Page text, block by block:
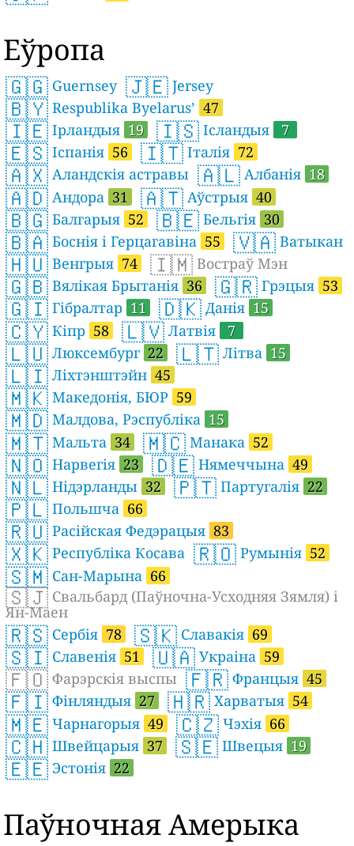
Еўропа
🇬🇬 Guernsey 🇯🇪 Jersey
🇧🇾 Respublika Byelarus’ 47
🇮🇪 Ірландыя 19 🇮🇸 Ісландыя 7
🇪🇸 Іспанія 56 🇮🇹 Італія 72
🇦🇽 Аландскія астравы 🇦🇱 Албанія 18
🇦🇩 Андора 31 🇦🇹 Аўстрыя 40
🇧🇬 Балгарыя 52 🇧🇪 Бельгія 30
🇧🇦 Боснія і Герцагавіна 55 🇻🇦 Ватыкан
🇭🇺 Венгрыя 74 🇮🇲 Востраў Мэн
🇬🇧 Вялікая Брытанія 36 🇬🇷 Грэцыя 53
🇬🇮 Гібралтар 11 🇩🇰 Данія 15
🇨🇾 Кіпр 58 🇱🇻 Латвія 7
🇱🇺 Люксембург 22 🇱🇹 Літва 15
🇱🇮 Ліхтэнштэйн 45
🇲🇰 Македонія, БЮР 59
🇲🇩 Малдова, Рэспубліка 15
🇲🇹 Мальта 34 🇲🇨 Манака 52
🇳🇴 Нарвегія 23 🇩🇪 Нямеччына 49
🇳🇱 Нідэрланды 32 🇵🇹 Партугалія 22
🇵🇱 Польшча 66
🇷🇺 Расійская Федэрацыя 83
🇽🇰 Республіка Косава 🇷🇴 Румынія 52
🇸🇲 Сан-Марына 66
🇸🇯 Свальбард (Паўночна-Усходняя Зямля) і
Ян-Маен
🇷🇸 Сербія 78 🇸🇰 Славакія 69
🇸🇮 Славенія 51 🇺🇦 Украіна 59
🇫🇴 Фарэрскія выспы 🇫🇷 Францыя 45
🇫🇮 Фінляндыя 27 🇭🇷 Харватыя 54
🇲🇪 Чарнагорыя 49 🇨🇿 Чэхія 66
🇨🇭 Швейцарыя 37 🇸🇪 Швецыя 19
🇪🇪 Эстонія 22
Паўночная Амерыка